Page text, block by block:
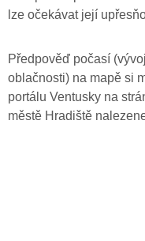
lze očekávat její
Předpověď počasí
oblačnosti) na mapě si
portálu Ventusky na
městě Hradiště